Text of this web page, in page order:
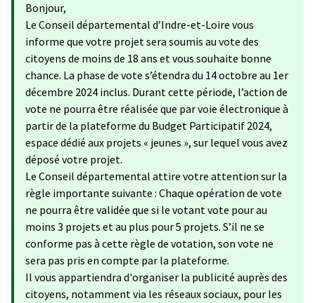
Bonjour,
Le Conseil départemental d’Indre-et-Loire vous
informe que votre projet sera soumis au vote des
citoyens de moins de 18 ans et vous souhaite bonne
chance. La phase de vote s’étendra du 14 octobre au 1er
décembre 2024 inclus. Durant cette période, l’action de
vote ne pourra être réalisée que par voie électronique à
partir de la plateforme du Budget Participatif 2024,
espace dédié aux projets « jeunes », sur lequel vous avez
déposé votre projet.
Le Conseil départemental attire votre attention sur la
règle importante suivante : Chaque opération de vote
ne pourra être validée que si le votant vote pour au
moins 3 projets et au plus pour 5 projets. S’il ne se
conforme pas à cette règle de votation, son vote ne
sera pas pris en compte par la plateforme.
Il vous appartiendra d'organiser la publicité auprès des
citoyens, notamment via les réseaux sociaux, pour les